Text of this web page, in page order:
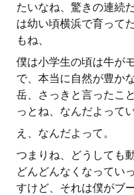
たいなね、驚きの連続
は幼い頃横浜で育って
もね、
僕は小学生の頃は牛が
で、本当に自然が豊か
岳、さっきと言ったこ
っとね、なんだよって
え、なんだよって。
つまりね、どうしても
どんどんなくなってい
すけど、それは僕がブ